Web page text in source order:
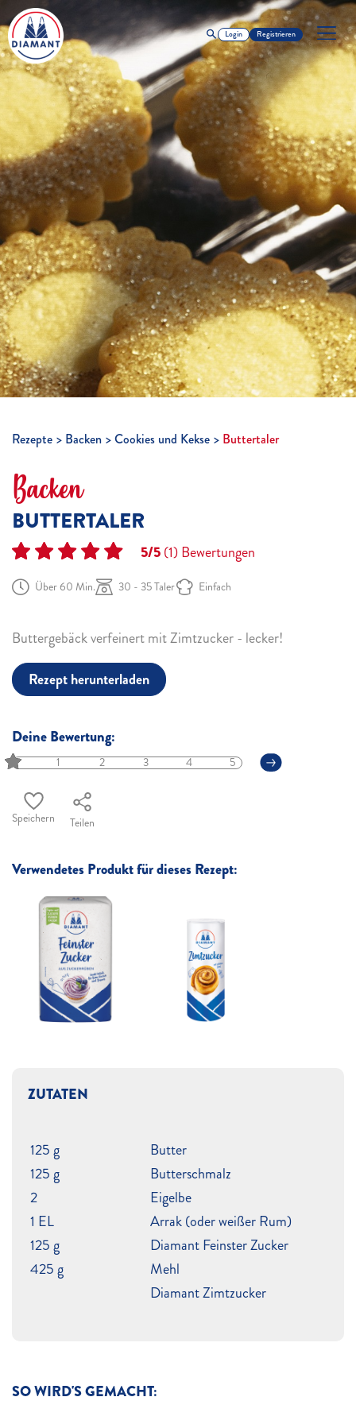
Login Registrieren
Rezepte Backen Cookies und Kekse Buttertaler
Backen
BUTTERTALER
5/5(1)Bewertungen
Über 60 Min. 30 - 35 Taler Einfach
Buttergebäck verfeinert mit Zimtzucker - lecker!
Rezept herunterladen
Deine Bewertung:
1 2 3 4 5
Speichern Teilen
Verwendetes Produkt für dieses Rezept:
SO WIRD'S GEMACHT:
ZUTATEN
125 g
Butter
125 g
Butterschmalz
2
Eigelbe
1 EL
Arrak (oder weißer Rum)
125 g
Diamant Feinster Zucker
425 g
Mehl
Diamant Zimtzucker